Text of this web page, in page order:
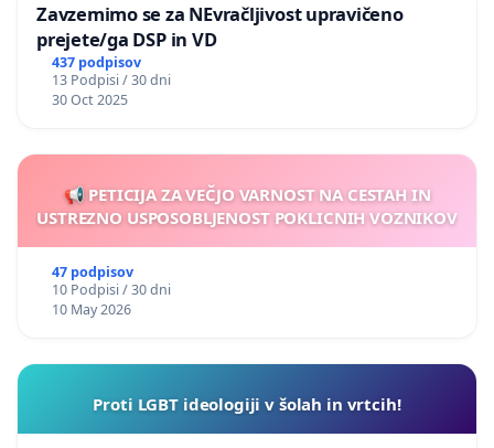
Zavzemimo se za NEvračljivost upravičeno
prejete/ga DSP in VD
437 podpisov
13 Podpisi / 30 dni
30 Oct 2025
📢 PETICIJA ZA VEČJO VARNOST NA CESTAH IN
USTREZNO USPOSOBLJENOST POKLICNIH VOZNIKOV
47 podpisov
10 Podpisi / 30 dni
10 May 2026
Proti LGBT ideologiji v šolah in vrtcih!